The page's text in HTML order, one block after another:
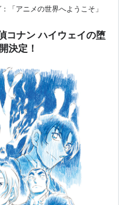
完全ガイド（2026年4
「アニメの世界へようこそ」
コナン ハイウェイの堕
決定！